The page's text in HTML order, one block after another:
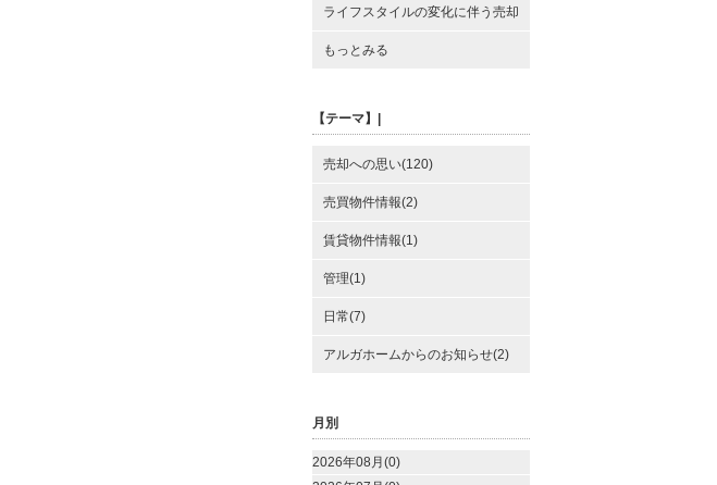
ライフスタイルの変化に伴う売却
もっとみる
【テーマ】|
売却への思い(120)
売買物件情報(2)
賃貸物件情報(1)
管理(1)
日常(7)
アルガホームからのお知らせ(2)
月別
2026年08月(0)